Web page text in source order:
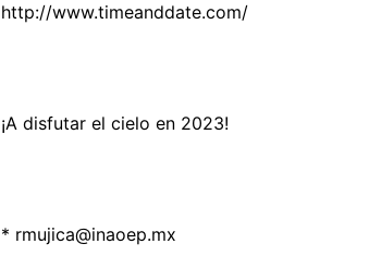
http://www.timeanddate.com/
¡A disfutar el cielo en 2023!
* rmujica@inaoep.mx